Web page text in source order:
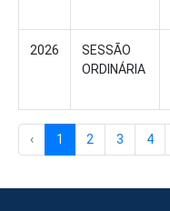
2026
SESSÃO
ORDINÁRIA
‹ 1 2 3 4